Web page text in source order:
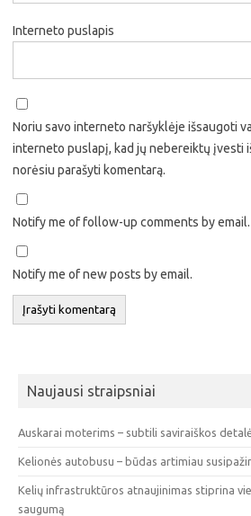
Interneto puslapis
Noriu savo interneto naršyklėje išsaugoti
interneto puslapį, kad jų nebereiktų įvesti
norėsiu parašyti komentarą.
Notify me of follow-up comments by email.
Notify me of new posts by email.
Naujausi straipsniai
Auskarai moterims – subtili saviraiškos
Kelionės autobusu – būdas artimiau
Kelių infrastruktūros atnaujinimas stiprina
saugumą